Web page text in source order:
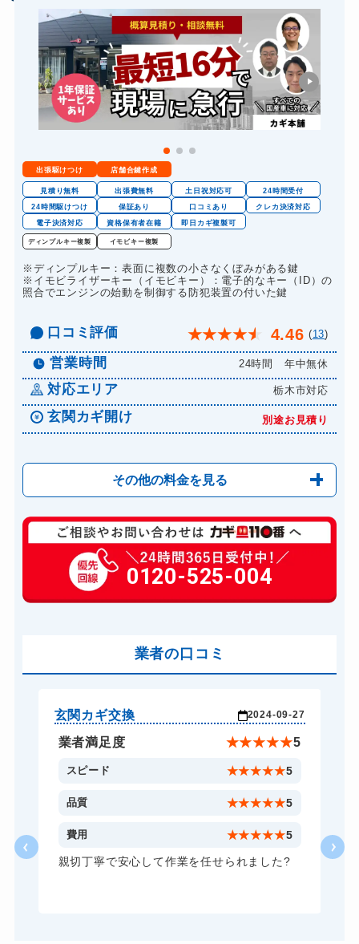
バイクカギ作成 16,500円～(税込)...
スーツケースカギ開け 8,800円～(税込)
金庫カギ開け 14,300円～(税込)...
金庫カギ修理 11,000円～(税込)
金庫カギ交換 11,000円～(税込)
ドアノブカギ開け 10,780円～(税込)
ドアノブカギ作成 8,800円～(税込)
ドアノブカギ交換
出張駆けつけ 店舗合鍵作成
見積り無料 出張費無料 土日祝対応可
24時間受付
24時間駆けつけ
保証あり 口コミあり
クレカ決済対応
電子決済対応
資格保有者在籍 即日カギ複製可
ディンプルキー複製 イモビキー複製
※ディンプルキー：表面に複数の小さなくぼみがある鍵
※イモビライザーキー（イモビキー）：電子的なキー（ID）の
照合でエンジンの始動を制御する防犯装置の付いた鍵
口コミ評価 ★★★★★ 4.46 (13)
営業時間 24時間 年中無休
対応エリア 栃木市対応
玄関カギ開け 別途お見積り
その他の料金を見る
玄関カギ開け 別途お見積り
玄関カギ修理 別途お見積り
玄関カギ作成 別途お見積り
バイクカギ作成 別途お見積り
スーツケースカギ開け 別途お見積り
スーツケースカギ作成 別途お見積り
金庫カギ開け 別途お見積り
別途お見積り
0120-525-004
業者の口コミ
玄関カギ交換 2024-09-27
業者満足度 ★★★★★5
スピード ★★★★★5
品質 ★★★★★5
費用 ★★★★★5
親切丁寧で安心して作業を任せられました?